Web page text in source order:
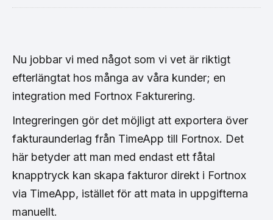
Nu jobbar vi med något som vi vet är riktigt
efterlängtat hos många av våra kunder; en
integration med Fortnox Fakturering.
Integreringen gör det möjligt att exportera över
fakturaunderlag från TimeApp till Fortnox. Det
här betyder att man med endast ett fåtal
knapptryck kan skapa fakturor direkt i Fortnox
via TimeApp, istället för att mata in uppgifterna
manuellt.